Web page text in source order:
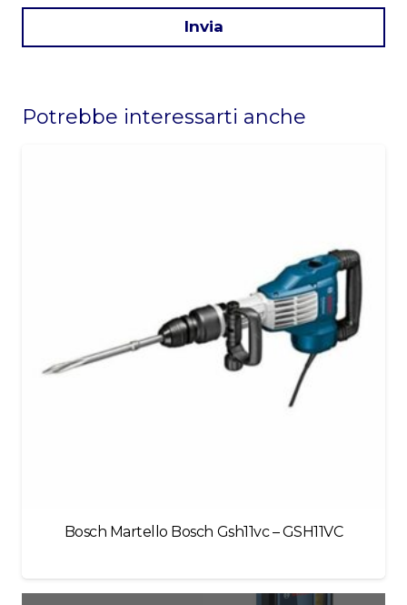
Invia
should
Potrebbe interessarti anche
Bosch Martello Bosch Gsh11vc – GSH11VC